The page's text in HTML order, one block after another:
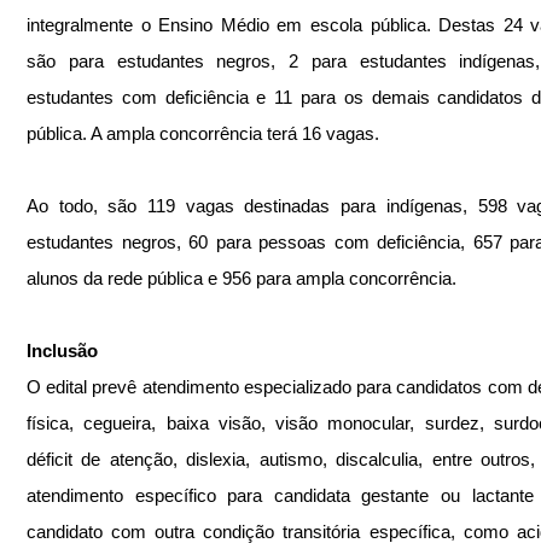
integralmente o Ensino Médio em escola pública. Destas 24
são para estudantes negros, 2 para estudantes
estudantes com deficiência e 11 para os demais candidatos
pública. A ampla concorrência terá 16 vagas.
Ao todo, são 119 vagas destinadas para indígenas, 598
estudantes negros, 60 para pessoas com deficiência, 657
alunos da rede pública e 956 para ampla concorrência.
Inclusão
O edital prevê atendimento especializado para candidatos com
física, cegueira, baixa visão, visão monocular, surdez,
déficit de atenção, dislexia, autismo, discalculia, entre
atendimento específico para candidata gestante ou
candidato com outra condição transitória específica, como